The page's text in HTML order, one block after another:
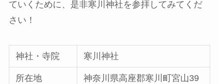
ていくために、是非寒川神社を参拝してみてくだ
さい！
神社・寺院 寒川神社
所在地
神奈川県高座郡寒川町宮山39